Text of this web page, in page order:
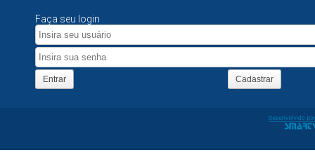
Faça seu login
Entrar Cadastrar